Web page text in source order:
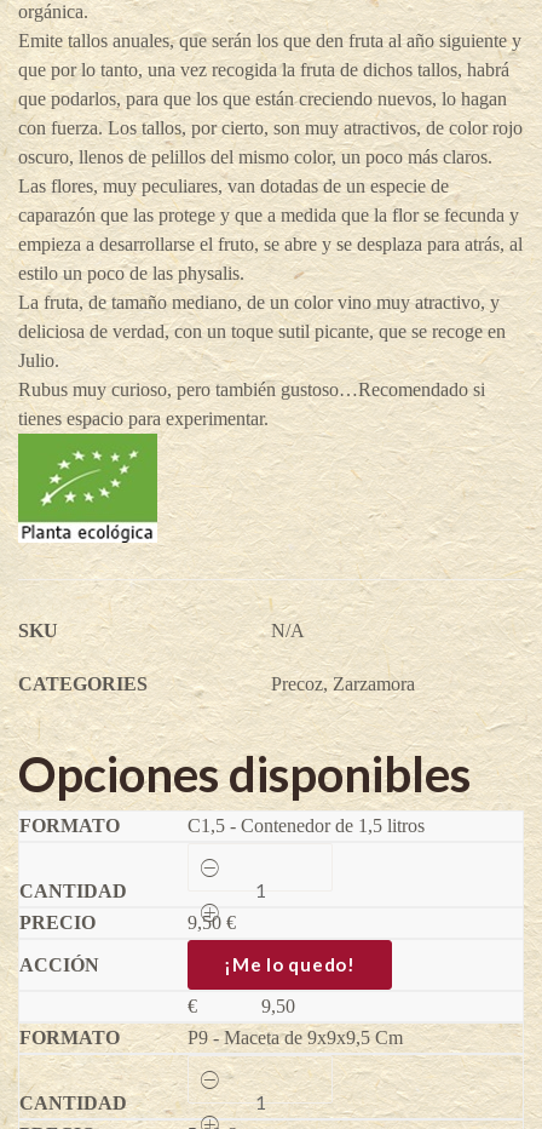
orgánica.
Emite tallos anuales, que serán los que den fruta al año siguiente y
que por lo tanto, una vez recogida la fruta de dichos tallos, habrá
que podarlos, para que los que están creciendo nuevos, lo hagan
con fuerza. Los tallos, por cierto, son muy atractivos, de color rojo
oscuro, llenos de pelillos del mismo color, un poco más claros.
Las flores, muy peculiares, van dotadas de un especie de
caparazón que las protege y que a medida que la flor se fecunda y
empieza a desarrollarse el fruto, se abre y se desplaza para atrás, al
estilo un poco de las physalis.
La fruta, de tamaño mediano, de un color vino muy atractivo, y
deliciosa de verdad, con un toque sutil picante, que se recoge en
Julio.
Rubus muy curioso, pero también gustoso…Recomendado si
tienes espacio para experimentar.
SKU N/A
CATEGORIES Precoz,Zarzamora
Opciones disponibles
C1,5 - Contenedor de 1,5 litros
Wineberry
Rubus
phoenicolasius
quantity
9,50 €
¡Me lo quedo!
€
9,50
P9 - Maceta de 9x9x9,5 Cm
Wineberry
-
Rubus